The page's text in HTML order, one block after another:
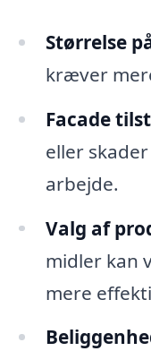
Størrelse
kræver
Facade
eller
arbejde.
Valg af
midler kan
mere